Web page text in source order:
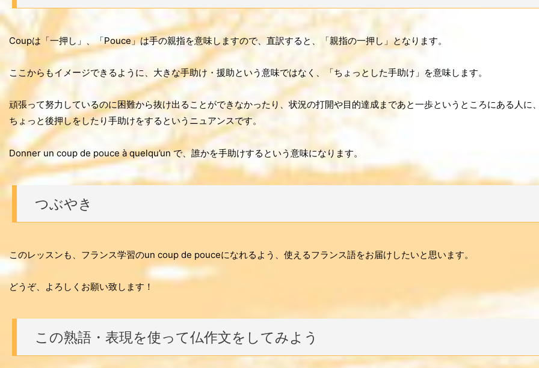
Coupは「一押し」、「Pouce」は手の親指を意味しますので、直訳すると、「親指の一押し」となります。
ここからもイメージできるように、大きな手助け・援助という意味ではなく、「ちょっとした手助け」を意味します。
頑張って努力しているのに困難から抜け出ることができなかったり、状況の打開や目的達成まであと一歩というところにある人に
ちょっと後押しをしたり手助けをするというニュアンスです。
Donner un coup de pouce à quelqu’un で、誰かを手助けするという意味になります。
つぶやき
このレッスンも、フランス学習のun coup de pouceになれるよう、使えるフランス語をお届けしたいと思います。
どうぞ、よろしくお願い致します！
この熟語・表現を使って仏作文をしてみよう